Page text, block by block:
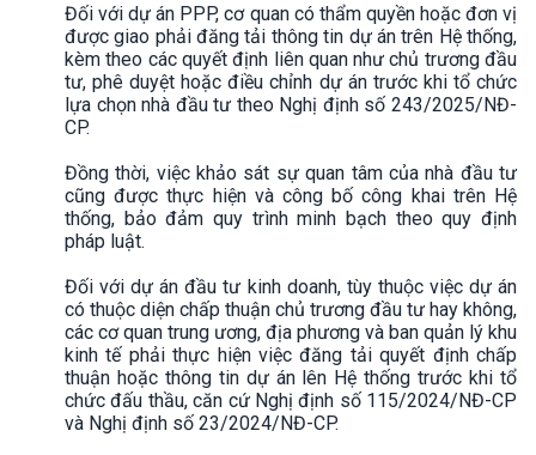
Đối với dự án PPP, cơ quan có thẩm quyền hoặc đơn vị
được giao phải đăng tải thông tin dự án trên Hệ thống,
kèm theo các quyết định liên quan như chủ trương đầu
tư, phê duyệt hoặc điều chỉnh dự án trước khi tổ chức
lựa chọn nhà đầu tư theo Nghị định số 243/2025/NĐ-
CP.
Đồng thời, việc khảo sát sự quan tâm của nhà đầu tư
cũng được thực hiện và công bố công khai trên Hệ
thống, bảo đảm quy trình minh bạch theo quy định
pháp luật.
Đối với dự án đầu tư kinh doanh, tùy thuộc việc dự án
có thuộc diện chấp thuận chủ trương đầu tư hay không,
các cơ quan trung ương, địa phương và ban quản lý khu
kinh tế phải thực hiện việc đăng tải quyết định chấp
thuận hoặc thông tin dự án lên Hệ thống trước khi tổ
chức đấu thầu, căn cứ Nghị định số 115/2024/NĐ-CP
và Nghị định số 23/2024/NĐ-CP.